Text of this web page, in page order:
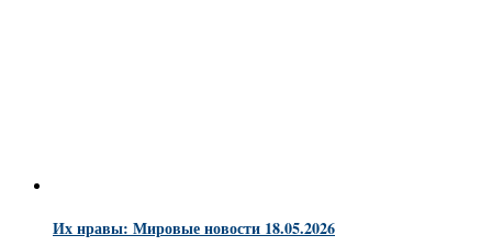
Их нравы: Мировые новости 18.05.2026